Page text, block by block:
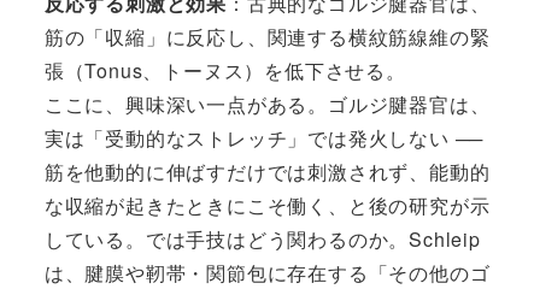
筋の「収縮」に反応し、関連する横紋筋線維の緊
張（Tonus、トーヌス）を低下させる。
ここに、興味深い一点がある。ゴルジ腱器官は、
実は「受動的なストレッチ」では発火しない ──
筋を他動的に伸ばすだけでは刺激されず、能動的
な収縮が起きたときにこそ働く、と後の研究が示
している。では手技はどう関わるのか。Schleip
は、腱膜や靭帯・関節包に存在する「その他のゴ